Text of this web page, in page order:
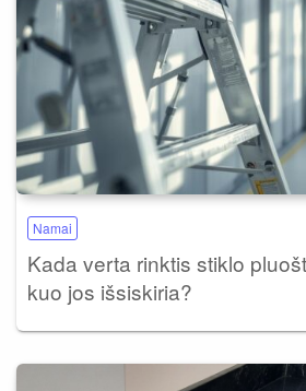
Namai
Kada verta rinktis stiklo
kuo jos išsiskiria?